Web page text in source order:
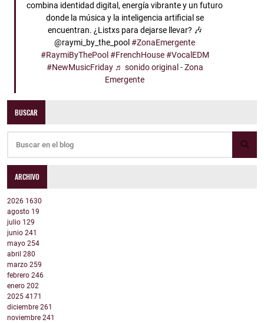
combina identidad digital, energía vibrante y un futuro
donde la música y la inteligencia artificial se
encuentran. ¿Listxs para dejarse llevar? 🎶
@raymi_by_the_pool#ZonaEmergente
#RaymiByThePool #FrenchHouse #VocalEDM
#NewMusicFriday ♬ sonido original - Zona
Emergente
BUSCAR
ARCHIVO
2026 1630
agosto 19
julio 129
junio 241
mayo 254
abril 280
marzo 259
febrero 246
enero 202
2025 4171
diciembre 261
noviembre 241